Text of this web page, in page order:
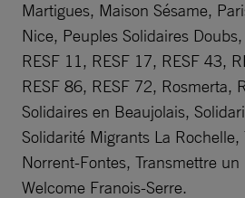
Martigues, Maison Sésame,
Nice, Peuples Solidaires
RESF 11, RESF 17, RESF 43,
RESF 86, RESF 72, Rosmerta,
Solidaires en Beaujolais,
Solidarité Migrants La Rochelle,
Norrent-Fontes, Transmettre un
Welcome Franois-Serre.